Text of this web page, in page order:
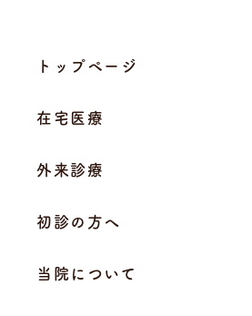
トップページ
在宅医療
外来診療
初診の方へ
当院について